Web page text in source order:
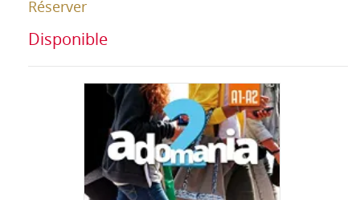
Réserver
Disponible